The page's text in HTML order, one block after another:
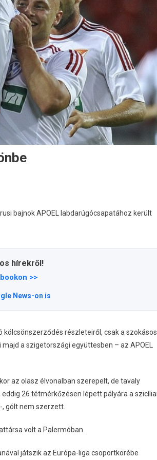
bajnok APOEL labdarúgócsapatához került
hírekről!
>>
News-on is
részleteiről, csak a szokásos
a szigetországi együttesben – az APOEL
az olasz élvonalban szerepelt, de tavaly
26 tétmérkőzésen lépett pályára a
gólt nem szerzett.
volt a Palermóban.
játszik az Európa-liga csoportkörébe